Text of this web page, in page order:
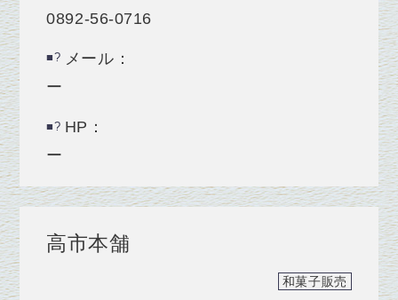
0892-56-0716
メール：
ー
HP：
ー
高市本舗
和菓子販売